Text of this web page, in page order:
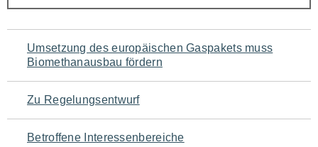
Navigation
für
den
Seiteninhalt
Umsetzung des europäischen Gaspakets muss
Biomethanausbau fördern
Zu Regelungsentwurf
Betroffene Interessenbereiche